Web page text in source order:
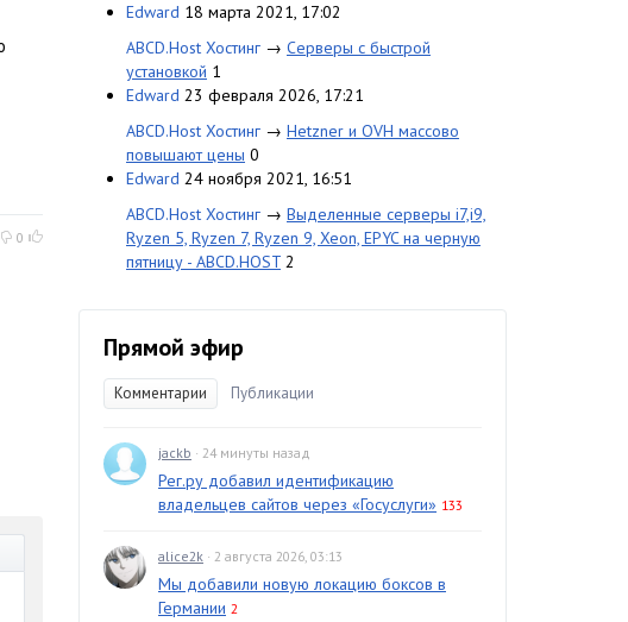
0
Edward 18 марта 2021, 17:02
ABCD.Host Хостинг → Серверы с быстрой
установкой 1
Edward 23 февраля 2026, 17:21
ABCD.Host Хостинг → Hetzner и OVH массово
повышают цены 0
Edward 24 ноября 2021, 16:51
ABCD.Host Хостинг → Выделенные серверы i7,i9,
Ryzen 5, Ryzen 7, Ryzen 9, Xeon, EPYC на черную
пятницу - ABCD.HOST 2
Прямой эфир
Комментарии Публикации
jackb · 24 минуты назад
Рег.ру добавил идентификацию
владельцев сайтов через «Госуслуги» 133
alice2k · 2 августа 2026, 03:13
Мы добавили новую локацию боксов в
Германии 2